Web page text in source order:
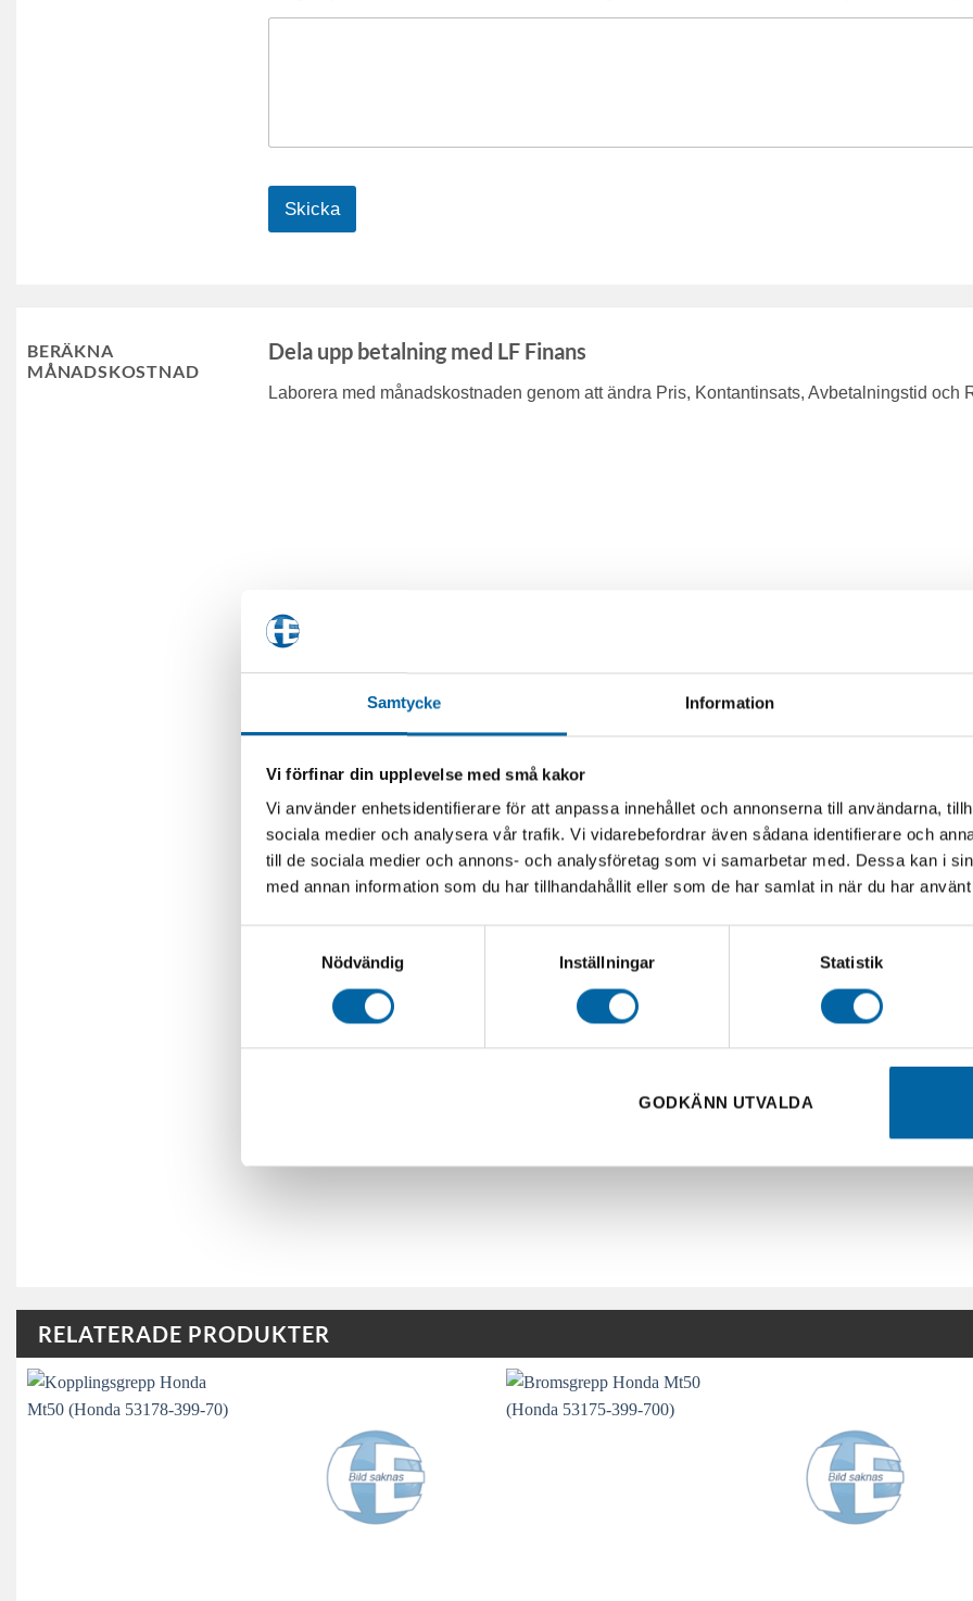
Samtycke Information
Vi förfinar din upplevelse med små kakor
Vi använder enhetsidentifierare för att anpassa innehållet och annonserna till användarna,
sociala medier och analysera vår trafik. Vi vidarebefordrar även sådana identifierare och
till de sociala medier och annons- och analysföretag som vi samarbetar med. Dessa kan i
med annan information som du har tillhandahållit eller som de har samlat in när du har
Nödvändig
Inställningar Statistik
GODKÄNN UTVALDA
Skicka
BERÄKNA
MÅNADSKOSTNAD
Dela upp betalning med LF Finans
Laborera med månadskostnaden genom att ändra Pris, Kontantinsats, Avbetalningstid och
RELATERADE PRODUKTER